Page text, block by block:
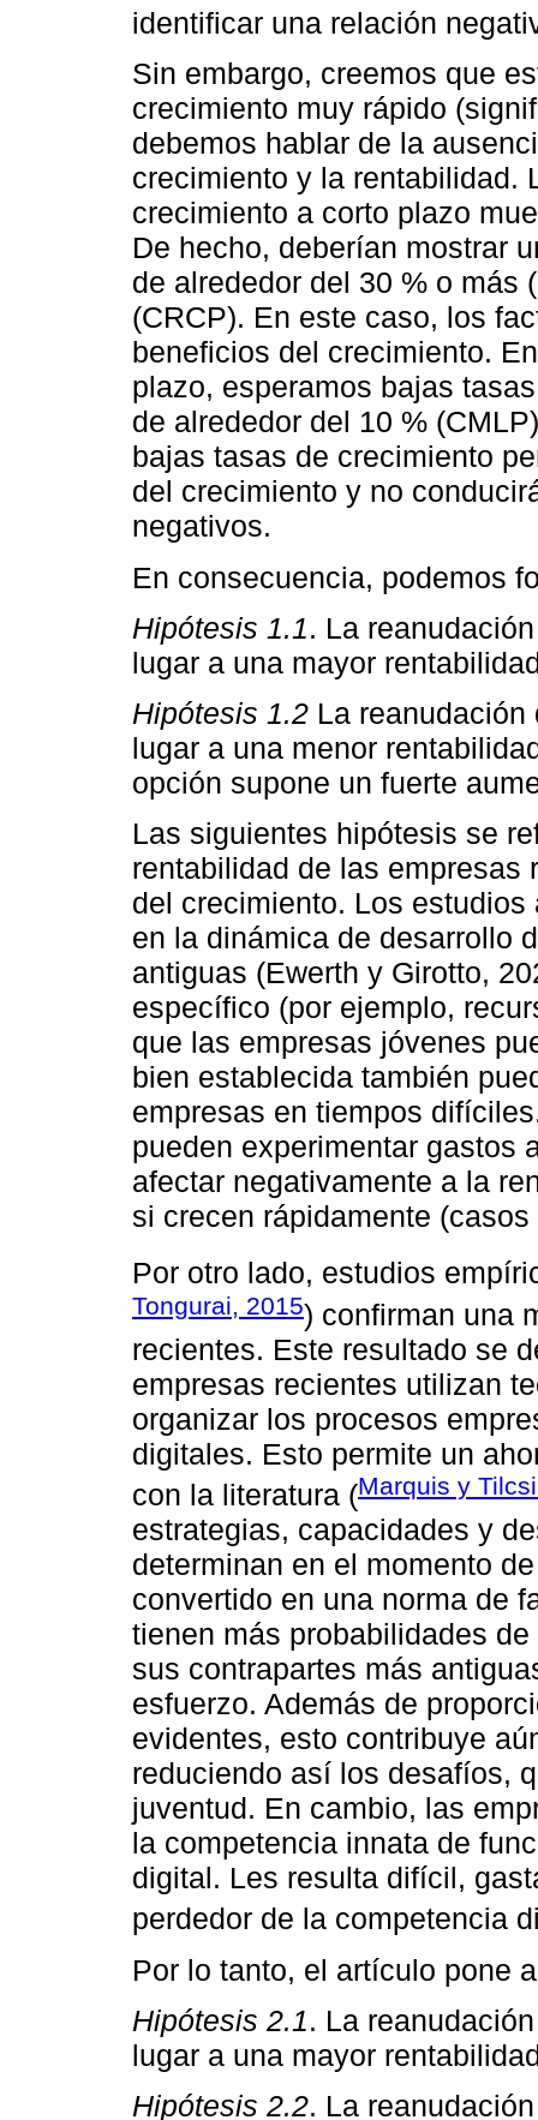
identificar una relación
Sin embargo, creemos que
crecimiento muy rápido
debemos hablar de la
crecimiento y la rentabilidad.
crecimiento a corto plazo
De hecho, deberían mostrar
de alrededor del 30 % o más
(CRCP). En este caso, los
beneficios del crecimiento.
plazo, esperamos bajas
de alrededor del 10 %
bajas tasas de crecimiento
del crecimiento y no
negativos.
En consecuencia, podemos
Hipótesis 1.1. La
lugar a una mayor
Hipótesis 1.2 La
lugar a una menor
opción supone un fuerte
Las siguientes hipótesis se
rentabilidad de las empresas
del crecimiento. Los
en la dinámica de desarrollo
antiguas (Ewerth y Girotto,
específico (por ejemplo,
que las empresas jóvenes
bien establecida también
empresas en tiempos
pueden experimentar gastos
afectar negativamente a la
si crecen rápidamente
Por otro lado, estudios
Tongurai, 2015) confirman una
recientes. Este resultado se
empresas recientes utilizan
organizar los procesos
digitales. Esto permite un
con la literatura (Marquis y
estrategias, capacidades y
determinan en el momento
convertido en una norma de
tienen más probabilidades
sus contrapartes más
esfuerzo. Además de
evidentes, esto contribuye
reduciendo así los desafíos,
juventud. En cambio, las
la competencia innata de
digital. Les resulta difícil,
perdedor de la competencia
Por lo tanto, el artículo pone
Hipótesis 2.1. La
lugar a una mayor
Hipótesis 2.2. La